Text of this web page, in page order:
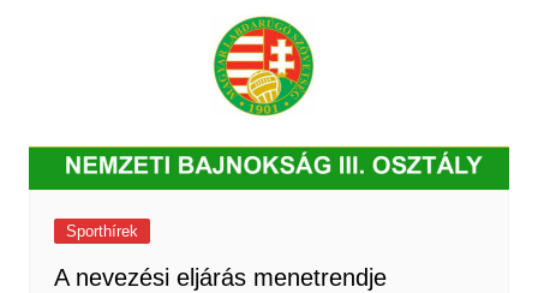
Sporthírek
A nevezési eljárás menetrendje